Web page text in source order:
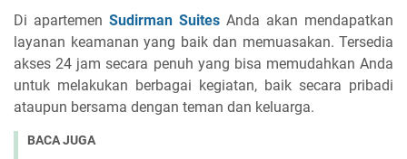
Di apartemen Sudirman Suites Anda akan mendapatkan
layanan keamanan yang baik dan memuasakan. Tersedia
akses 24 jam secara penuh yang bisa memudahkan Anda
untuk melakukan berbagai kegiatan, baik secara pribadi
ataupun bersama dengan teman dan keluarga.
BACA JUGA